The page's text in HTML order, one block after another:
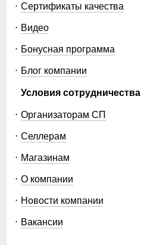
Сертификаты качества
Видео
Бонусная программа
Блог компании
Условия сотрудничества
Организаторам СП
Селлерам
Магазинам
О компании
Новости компании
Вакансии